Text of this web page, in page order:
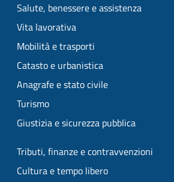
Salute, benessere e assistenza
Vita lavorativa
Mobilità e trasporti
Catasto e urbanistica
Anagrafe e stato civile
Turismo
Giustizia e sicurezza pubblica
Tributi, finanze e contravvenzioni
Cultura e tempo libero